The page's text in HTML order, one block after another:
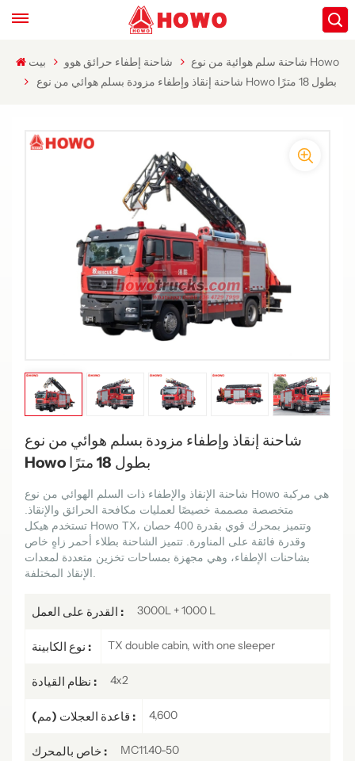
بيت شاحنة إطفاء حرائق هوو
شاحنة سلم هوائية من نوع Howo
شاحنة إنقاذ وإطفاء مزودة بسلم هوائي من نوع Howo بطول 18 مترًا
شاحنة إنقاذ وإطفاء مزودة بسلم هوائي من نوع
Howo بطول 18 مترًا
شاحنة الإنقاذ والإطفاء ذات السلم الهوائي من نوع Howo هي مركبة
متخصصة مصممة خصيصًا لعمليات مكافحة الحرائق والإنقاذ.
تستخدم هيكل Howo TX، وتتميز بمحرك قوي بقدرة 400 حصان
وقدرة فائقة على المناورة. تتميز الشاحنة بطلاء أحمر زاهٍ خاص
بشاحنات الإطفاء، وهي مجهزة بمساحات تخزين متعددة لمعدات
القدرة على العمل : 3000L + 1000 L
نوع الكابينة : TX double cabin, with one sleeper
نظام القيادة : 4x2
قاعدة العجلات (مم) : 4,600
خاص بالمحرك : MC11.40-50